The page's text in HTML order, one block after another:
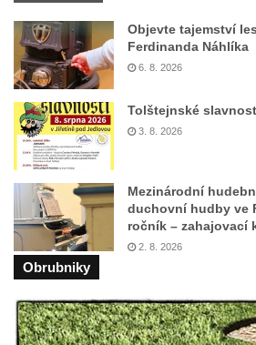
441 v ulici bratří Čapků v Nejdku
Pamětní deska Heinze Kurta Henische
domě čp. 591 v ulici bratří Čapků v
Pamětní deska Jana Evangelisty
na domě čp. 3 před zámkem v
Libochovicích
Pamětní deska Augustina Schránila na
budově hasičské stanice v Žižkově ulici
Lenešicích
Pamětní deska Karla Aloise Vinařického
Pamětní deska Edvarda Beneše na
průmyslové škole na Benešově
Objevte tajemství
Ferdinanda Náhlíka
6. 8. 2026
Tolštejnské
3. 8. 2026
Mezinárodní
duchovní hudby ve
ročník – zahajovací
2. 8. 2026
Obrubniky